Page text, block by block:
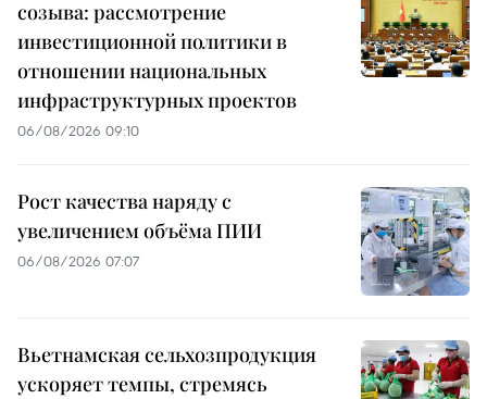
созыва: рассмотрение
инвестиционной политики в
отношении национальных
инфраструктурных проектов
06/08/2026 09:10
Рост качества наряду с
увеличением объёма ПИИ
06/08/2026 07:07
Вьетнамская сельхозпродукция
ускоряет темпы, стремясь